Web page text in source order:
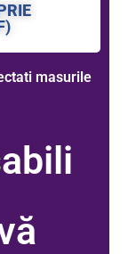
masurile